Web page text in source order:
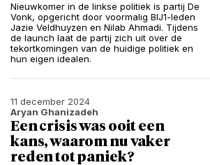
Nieuwkomer in de linkse politiek is partij De
Vonk, opgericht door voormalig BIJ1-leden
Jazie Veldhuyzen en Nilab Ahmadi. Tijdens
de launch laat de partij zich uit over de
tekortkomingen van de huidige politiek en
hun eigen idealen.
11 december 2024
Aryan Ghanizadeh
Een crisis was ooit een
kans, waarom nu vaker
reden tot paniek?